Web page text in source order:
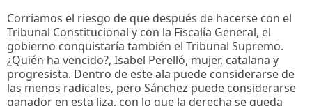
Corríamos el riesgo de que después de hacerse con el
Tribunal Constitucional y con la Fiscalía General, el
gobierno conquistaría también el Tribunal Supremo.
¿Quién ha vencido?, Isabel Perelló, mujer, catalana y
progresista. Dentro de este ala puede considerarse de
las menos radicales, pero Sánchez puede considerarse
ganador en esta liza, con lo que la derecha se queda